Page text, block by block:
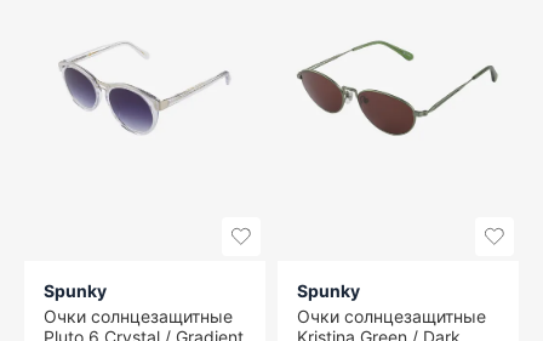
Spunky
Очки солнцезащитные
Pluto 6 Crystal / Gradient
Spunky
Очки солнцезащитные
Kristina Green / Dark